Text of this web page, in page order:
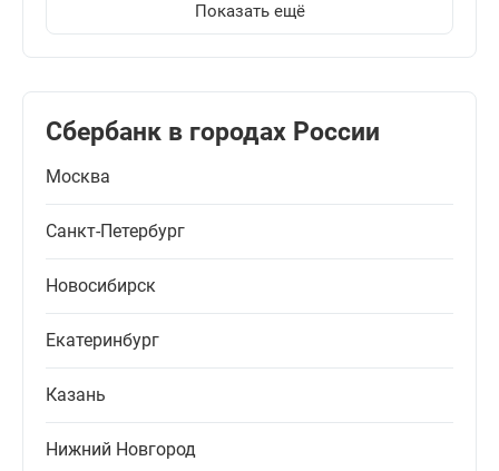
Показать ещё
Сбербанк в городах России
Москва
Санкт-Петербург
Новосибирск
Екатеринбург
Казань
Нижний Новгород